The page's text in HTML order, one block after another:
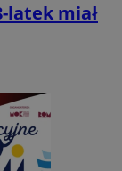
latek miał